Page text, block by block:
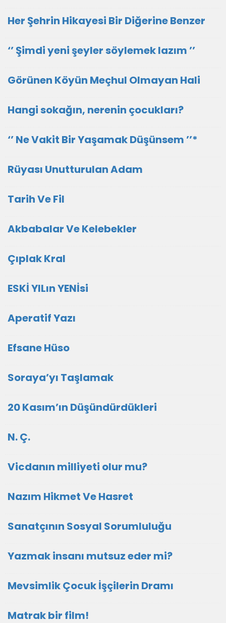
Her Şehrin Hikayesi Bir Diğerine Benzer
‘’ Şimdi yeni şeyler söylemek lazım ’’
Görünen Köyün Meçhul Olmayan Hali
Hangi sokağın, nerenin çocukları?
‘’ Ne Vakit Bir Yaşamak Düşünsem ’’*
Rüyası Unutturulan Adam
Tarih Ve Fil
Akbabalar Ve Kelebekler
Çıplak Kral
ESKİ YILın YENİsi
Aperatif Yazı
Efsane Hüso
Soraya’yı Taşlamak
20 Kasım’ın Düşündürdükleri
N. Ç.
Vicdanın milliyeti olur mu?
Nazım Hikmet Ve Hasret
Sanatçının Sosyal Sorumluluğu
Yazmak insanı mutsuz eder mi?
Mevsimlik Çocuk İşçilerin Dramı
Matrak bir film!